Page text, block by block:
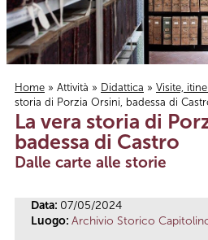
Tu sei qui
Home » Attività » Didattica » Visite,
storia di Porzia Orsini, badessa di
La vera storia di
badessa di Castro
Dalle carte alle storie
Data: 07/05/2024
Luogo: Archivio Storico